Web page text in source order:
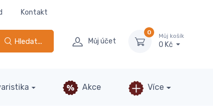
Kontakt
Hledat... Můj účet
0
Můj košík
0 Kč
Akce Více